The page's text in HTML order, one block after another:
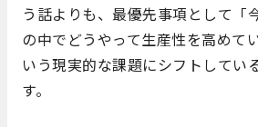
う話よりも、最優先事項として「
の中でどうやって生産性を高めて
いう現実的な課題にシフトしてい
す。